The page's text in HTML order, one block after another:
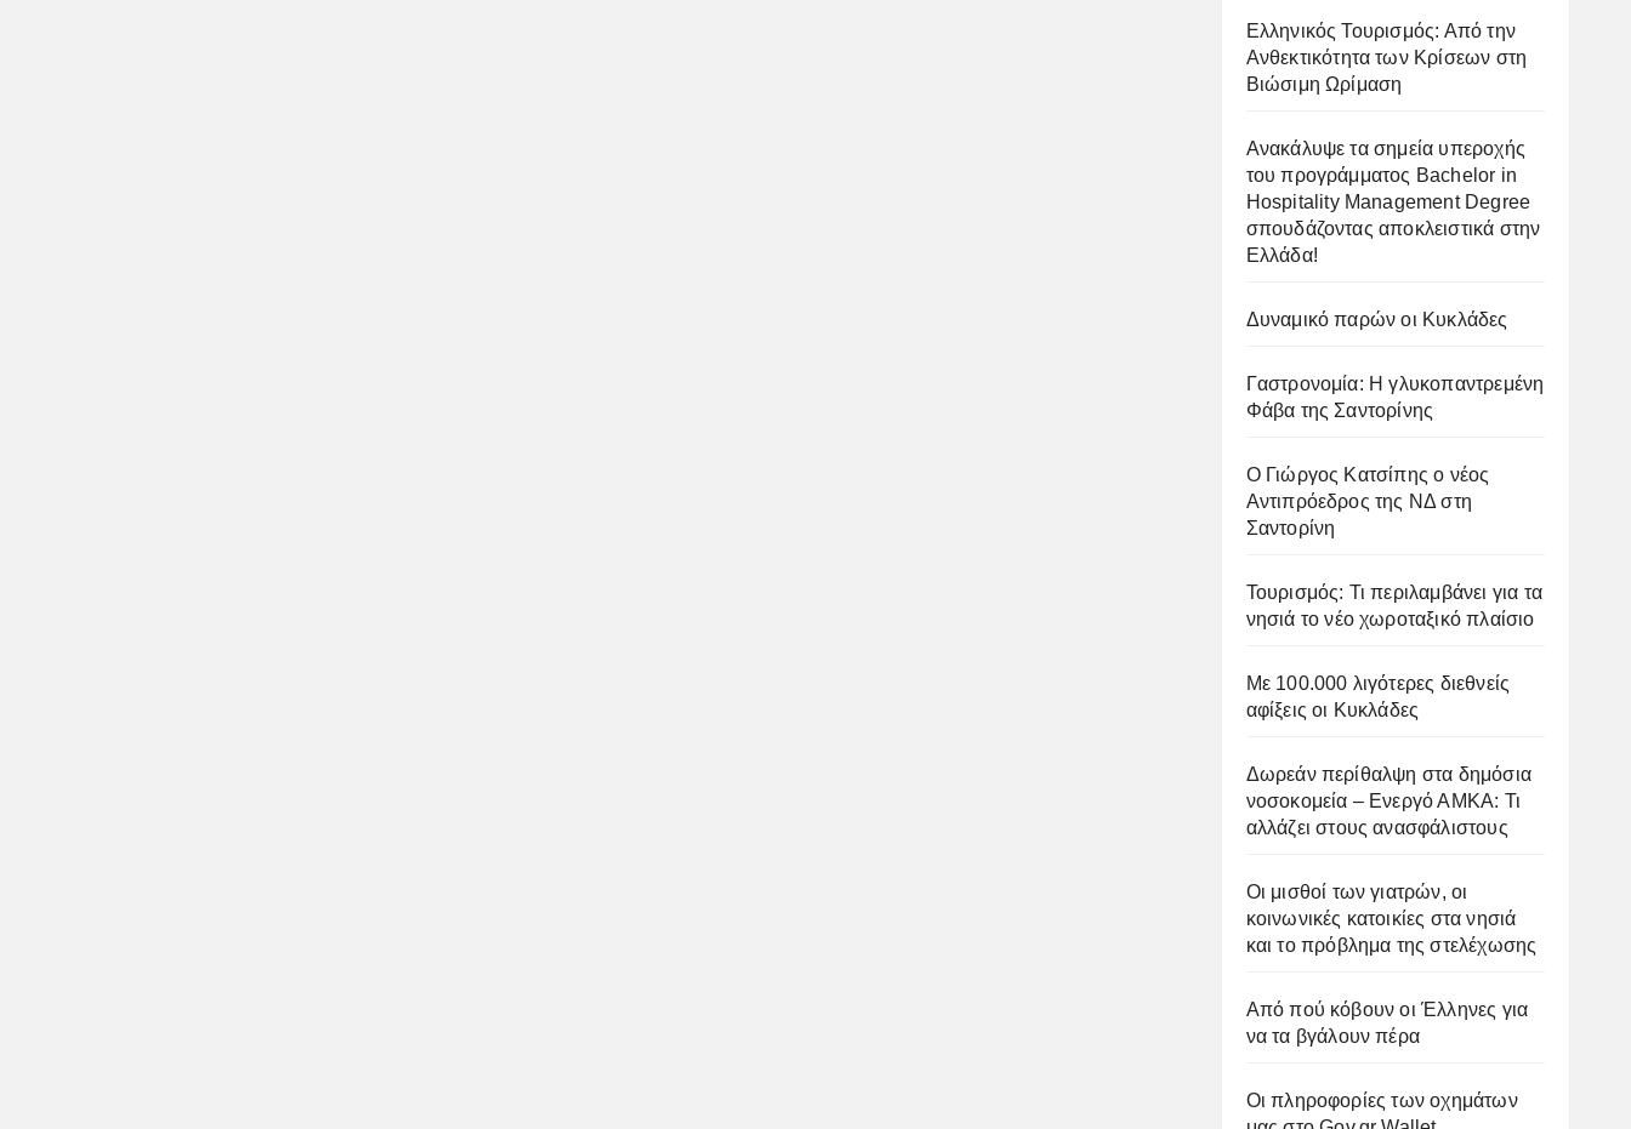
Ελληνικός Τουρισμός: Από την
Ανθεκτικότητα των Κρίσεων στη
Βιώσιμη Ωρίμαση
Ανακάλυψε τα σημεία υπεροχής
του προγράμματος Bachelor in
Hospitality Management Degree
σπουδάζοντας αποκλειστικά στην
Ελλάδα!
Δυναμικό παρών οι Κυκλάδες
Γαστρονομία: Η γλυκοπαντρεμένη
Φάβα της Σαντορίνης
Ο Γιώργος Κατσίπης ο νέος
Αντιπρόεδρος της ΝΔ στη
Σαντορίνη
Τουρισμός: Τι περιλαμβάνει για τα
νησιά το νέο χωροταξικό πλαίσιο
Με 100.000 λιγότερες διεθνείς
αφίξεις οι Κυκλάδες
Δωρεάν περίθαλψη στα δημόσια
νοσοκομεία – Ενεργό ΑΜΚΑ: Τι
αλλάζει στους ανασφάλιστους
Οι μισθοί των γιατρών, οι
κοινωνικές κατοικίες στα νησιά
και το πρόβλημα της στελέχωσης
Από πού κόβουν οι Έλληνες για
να τα βγάλουν πέρα
Οι πληροφορίες των οχημάτων